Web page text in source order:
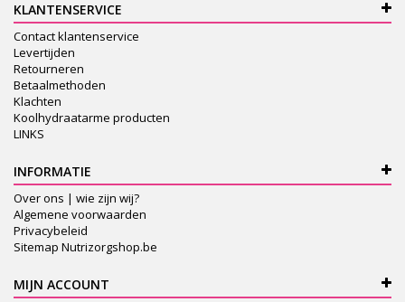
KLANTENSERVICE
Contact klantenservice
Levertijden
Retourneren
Betaalmethoden
Klachten
Koolhydraatarme producten
LINKS
INFORMATIE
Over ons | wie zijn wij?
Algemene voorwaarden
Privacybeleid
Sitemap Nutrizorgshop.be
MIJN ACCOUNT